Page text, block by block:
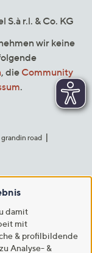
r.l. & Co. KG
wir keine
, die Community
.
grandin road
damit
mit
& profilbildende
Analyse- &